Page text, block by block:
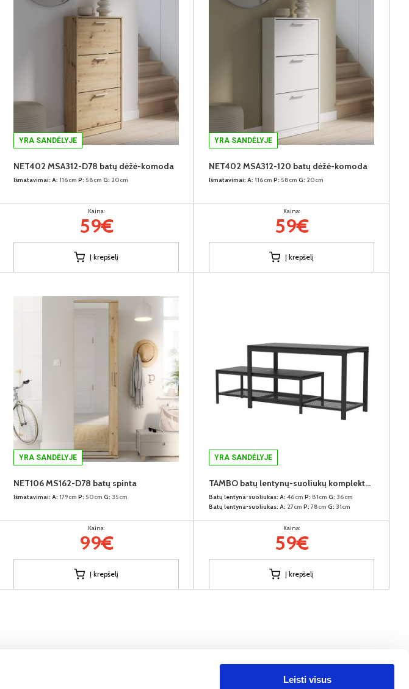
Leisti visus
YRA SANDĖLYJE
NET402 MSA312-D78 batų dėžė-komoda
Išmatavimai: A: 116cm P: 58cm G: 20cm
Kaina:
59€
Į krepšelį
YRA SANDĖLYJE
NET402 MSA312-120 batų dėžė-komoda
Išmatavimai: A: 116cm P: 58cm G: 20cm
Kaina:
59€
Į krepšelį
YRA SANDĖLYJE
NET106 MS162-D78 batų spinta
Išmatavimai: A: 179cm P: 50cm G: 35cm
Kaina:
99€
Į krepšelį
YRA SANDĖLYJE
TAMBO batų lentynų-suoliukų komplektas (2vnt.) (Juodas)
Batų lentyna-suoliukas: A: 46cm P: 81cm G: 36cm
Batų lentyna-suoliukas: A: 27cm P: 78cm G: 31cm
Kaina:
59€
Į krepšelį